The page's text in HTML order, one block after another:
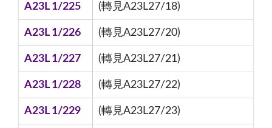
A23L 1/225 (轉見A23L27/18)
A23L 1/226 (轉見A23L27/20)
A23L 1/227 (轉見A23L27/21)
A23L 1/228 (轉見A23L27/22)
A23L 1/229 (轉見A23L27/23)